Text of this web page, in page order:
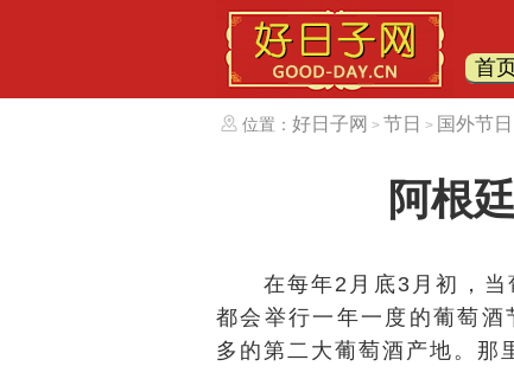
首
位置： 好日子网 > 节日 > 国外节日
阿根
在每年2月底3月初，
都会举行一年一度的葡萄
多的第二大葡萄酒产地。那